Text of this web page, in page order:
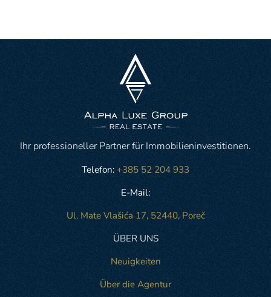
Ihr professioneller Partner für Immobilieninvestitionen.
Telefon: +385 52 204 933
E-Mail:
Ul. Mate Vlašića 17, 52440, Poreč
ÜBER UNS
Neuigkeiten
Über die Agentur